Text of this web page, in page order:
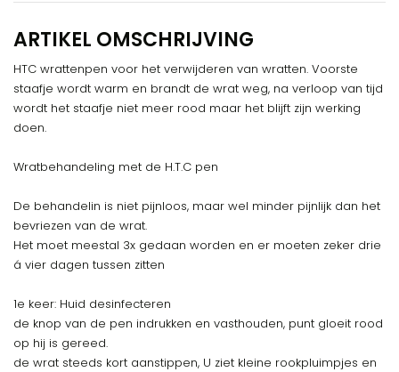
ARTIKEL OMSCHRIJVING
HTC wrattenpen voor het verwijderen van wratten. Voorste
staafje wordt warm en brandt de wrat weg, na verloop van tijd
wordt het staafje niet meer rood maar het blijft zijn werking
doen.
Wratbehandeling met de H.T.C pen
De behandelin is niet pijnloos, maar wel minder pijnlijk dan het
bevriezen van de wrat.
Het moet meestal 3x gedaan worden en er moeten zeker drie
á vier dagen tussen zitten
1e keer: Huid desinfecteren
de knop van de pen indrukken en vasthouden, punt gloeit rood
op hij is gereed.
de wrat steeds kort aanstippen, U ziet kleine rookpluimpjes en